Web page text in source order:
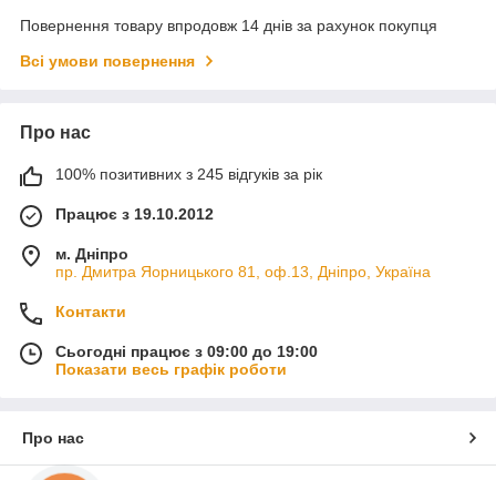
Повернення товару впродовж 14 днів за рахунок покупця
Всі умови повернення
Про нас
100% позитивних з 245 відгуків за рік
Працює з 19.10.2012
м. Дніпро
пр. Дмитра Яорницького 81, оф.13, Дніпро, Україна
Контакти
Сьогодні працює з 09:00 до 19:00
Показати весь графік роботи
Про нас